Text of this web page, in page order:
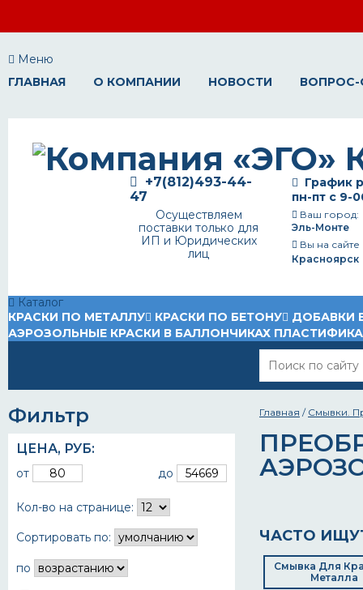
Меню
ГЛАВНАЯ
О КОМПАНИИ НОВОСТИ ВОПРОС-
График
пн-пт с 9-
Ваш город:
Эль-Монте
Вы на
Красноярск
+7(812)493-44-
47
Осуществляем
поставки только для
ИП и Юридических
лиц
Каталог
КРАСКИ ПО МЕТАЛЛУ
КРАСКИ ПО БЕТОНУ
ДОБАВКИ
АЭРОЗОЛЬНЫЕ КРАСКИ В БАЛЛОНЧИКАХ
Фильтр
ЦЕНА, РУБ:
от до
Кол-во на странице:
Сортировать по:
по
Главная / Смывки.
ЧАСТО
Смывка Для
Металла